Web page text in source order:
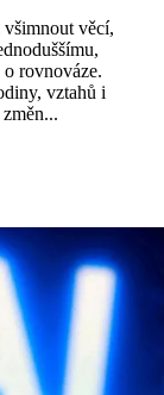
všimnout věcí,
rovnováze.
vztahů i